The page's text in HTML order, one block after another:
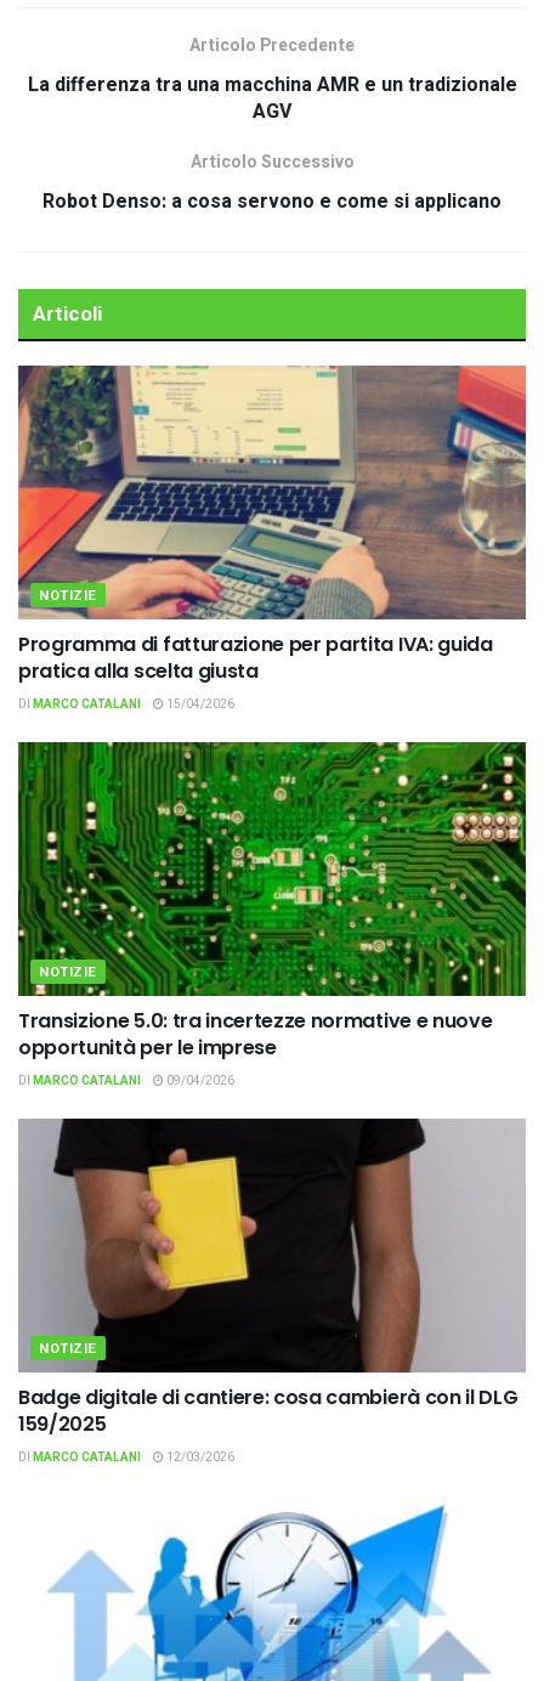
Articolo Precedente
La differenza tra una macchina AMR e un tradizionale
AGV
Articolo Successivo
Robot Denso: a cosa servono e come si applicano
Articoli
NOTIZIE
Programma di fatturazione per partita IVA: guida
pratica alla scelta giusta
DI MARCO CATALANI 15/04/2026
NOTIZIE
Transizione 5.0: tra incertezze normative e nuove
opportunità per le imprese
DI MARCO CATALANI 09/04/2026
NOTIZIE
Badge digitale di cantiere: cosa cambierà con il DLG
159/2025
DI MARCO CATALANI 12/03/2026